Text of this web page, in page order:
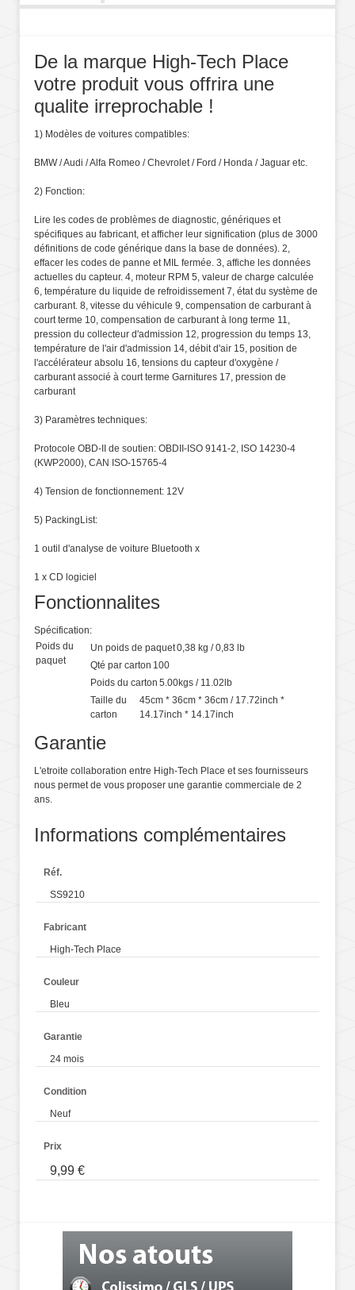
De la marque High-Tech Place
votre produit vous offrira une
qualite irreprochable !
1) Modèles de voitures compatibles:
BMW / Audi / Alfa Romeo / Chevrolet / Ford / Honda / Jaguar etc.
2) Fonction:
Lire les codes de problèmes de diagnostic, génériques et
spécifiques au fabricant, et afficher leur signification (plus de 3000
définitions de code générique dans la base de données). 2,
effacer les codes de panne et MIL fermée. 3, affiche les données
actuelles du capteur. 4, moteur RPM 5, valeur de charge calculée
6, température du liquide de refroidissement 7, état du système de
carburant. 8, vitesse du véhicule 9, compensation de carburant à
court terme 10, compensation de carburant à long terme 11,
pression du collecteur d'admission 12, progression du temps 13,
température de l'air d'admission 14, débit d'air 15, position de
l'accélérateur absolu 16, tensions du capteur d'oxygène /
carburant associé à court terme Garnitures 17, pression de
carburant
3) Paramètres techniques:
Protocole OBD-II de soutien: OBDII-ISO 9141-2, ISO 14230-4
(KWP2000), CAN ISO-15765-4
4) Tension de fonctionnement: 12V
5) PackingList:
1 outil d'analyse de voiture Bluetooth x
1 x CD logiciel
Fonctionnalites
Spécification:
Poids du
paquet
Un poids de paquet0,38 kg / 0,83 lb
Qté par carton 100
Poids du carton 5.00kgs / 11.02lb
Taille du
carton
45cm * 36cm * 36cm / 17.72inch *
14.17inch * 14.17inch
Garantie
L'etroite collaboration entre High-Tech Place et ses fournisseurs
nous permet de vous proposer une garantie commerciale de 2
ans.
Informations complémentaires
Réf.
SS9210
Fabricant
High-Tech Place
Couleur
Bleu
Garantie
24 mois
Condition
Neuf
Prix
9,99 €